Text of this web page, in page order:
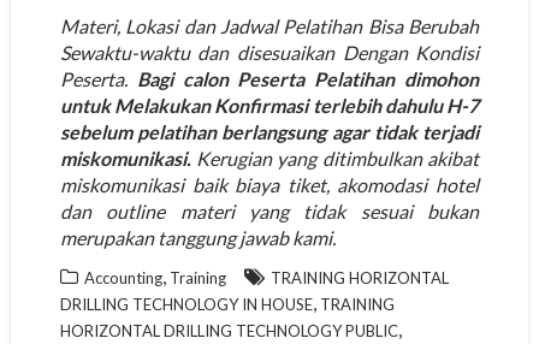
Materi, Lokasi dan Jadwal Pelatihan Bisa Berubah
Sewaktu-waktu dan disesuaikan Dengan Kondisi
Peserta.Bagi calon Peserta Pelatihan dimohon
untuk Melakukan Konfirmasi terlebih dahulu H-7
sebelum pelatihan berlangsung agar tidak terjadi
miskomunikasi.Kerugian yang ditimbulkan akibat
miskomunikasi baik biaya tiket, akomodasi hotel
dan outline materi yang tidak sesuai bukan
merupakan tanggung jawab kami.
Accounting, Training
TRAINING HORIZONTAL
DRILLING TECHNOLOGY IN HOUSE, TRAINING
HORIZONTAL DRILLING TECHNOLOGY PUBLIC,